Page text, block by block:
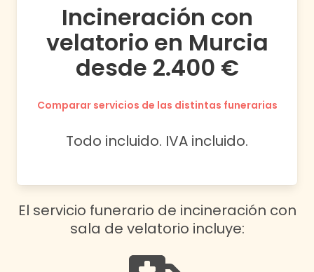
Incineración con
velatorio en Murcia
desde 2.400 €
Comparar servicios de las distintas funerarias
Todo incluido. IVA incluido.
El servicio funerario de incineración con
sala de velatorio incluye: